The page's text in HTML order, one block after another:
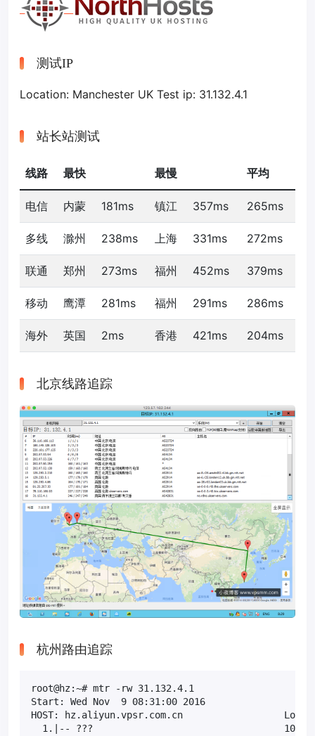
测试IP
Location: Manchester UK Test ip: 31.132.4.1
站长站测试
线路 最快 最慢 平均
电信 内蒙 181ms 镇江 357ms 265ms
多线 滁州 238ms 上海 331ms 272ms
联通 郑州 273ms 福州 452ms 379ms
移动 鹰潭 281ms 福州 291ms 286ms
海外 英国 2ms 香港 421ms 204ms
北京线路追踪
杭州路由追踪
root@hz:~# mtr -rw 31.132.4.1
Start: Wed Nov  9 08:31:00 2016
HOST: hz.aliyun.vpsr.com.cn
1.|-- ???